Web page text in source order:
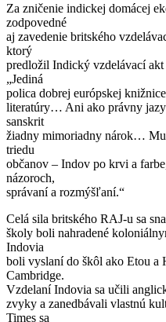
Za zničenie indickej domácej
zodpovedné
aj zavedenie britského
ktorý
predložil Indický vzdelávací
„Jediná
polica dobrej európskej
literatúry… Ani ako právny
sanskrit
žiadny mimoriadny nárok…
triedu
občanov – Indov po krvi a
názoroch,
správaní a rozmýšľaní.“
Celá sila britského RAJ-u sa
školy boli nahradené
Indovia
boli vyslaní do škôl ako Etou a
Cambridge.
Vzdelaní Indovia sa učili
zvyky a zanedbávali vlastnú
Times sa